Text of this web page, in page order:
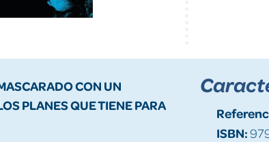
CON UN
PLANES QUE TIENE PARA
ISBN: